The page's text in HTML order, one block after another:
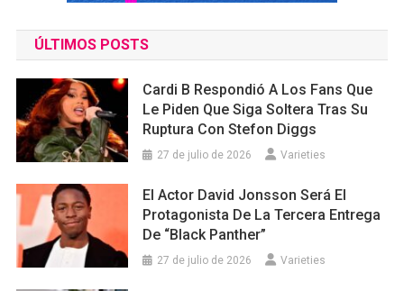
ÚLTIMOS POSTS
Cardi B Respondió A Los Fans Que
Le Piden Que Siga Soltera Tras Su
Ruptura Con Stefon Diggs
27 de julio de 2026 Varieties
El Actor David Jonsson Será El
Protagonista De La Tercera Entrega
De “Black Panther”
27 de julio de 2026 Varieties